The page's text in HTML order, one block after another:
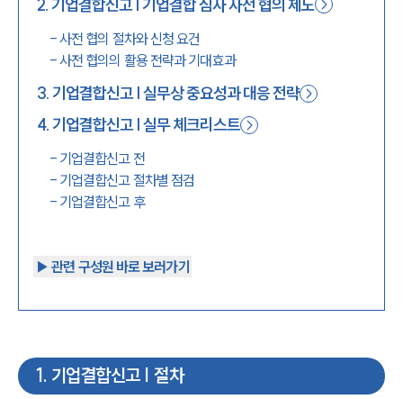
2.기업결합신고 | 기업결합 심사 사전 협의 제도
-사전 협의 절차와 신청 요건
-사전 협의의 활용 전략과 기대효과
3.기업결합신고 | 실무상 중요성과 대응 전략
4.기업결합신고 | 실무 체크리스트
- 기업결합신고 전
- 기업결합신고 절차별 점검
- 기업결합신고 후
▶︎ 관련 구성원 바로 보러가기
1 . 기업결합신고 | 절차